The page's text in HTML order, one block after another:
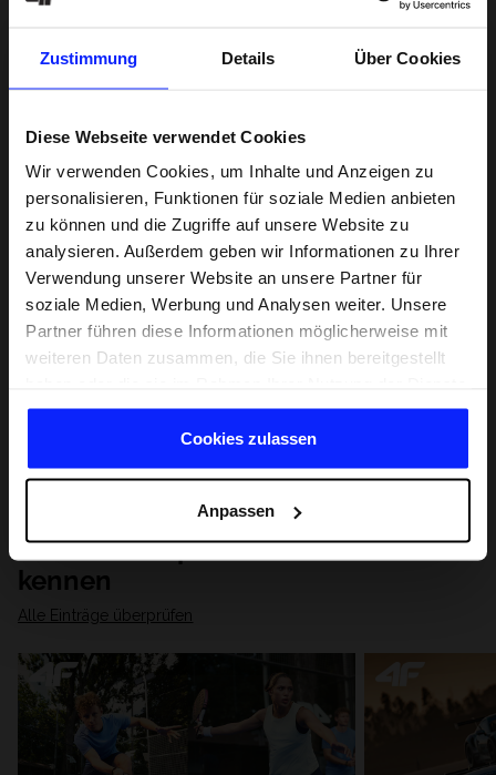
Zustimmung Details Über Cookies
Diese Webseite verwendet Cookies
Wir verwenden Cookies, um Inhalte und Anzeigen zu
personalisieren, Funktionen für soziale Medien anbieten
zu können und die Zugriffe auf unsere Website zu
analysieren. Außerdem geben wir Informationen zu Ihrer
Verwendung unserer Website an unsere Partner für
soziale Medien, Werbung und Analysen weiter. Unsere
Partner führen diese Informationen möglicherweise mit
weiteren Daten zusammen, die Sie ihnen bereitgestellt
gesammelt haben.
Cookies zulassen
Anpassen
Lernen Sie Sport von Grund auf
kennen
Alle Einträge überprüfen